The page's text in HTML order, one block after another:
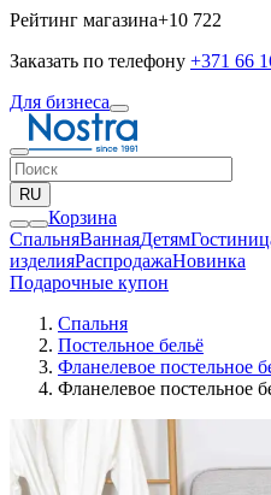
Рейтинг магазина+10 722
Заказать по телефону +371 66
Для бизнеса
RU
Корзина
СпальняВаннаяДетям
изделияPаспродажаНовинка
Подарочные купон
Спальня
Постельное бельё
Фланелевое постельное
Фланелевое постельное